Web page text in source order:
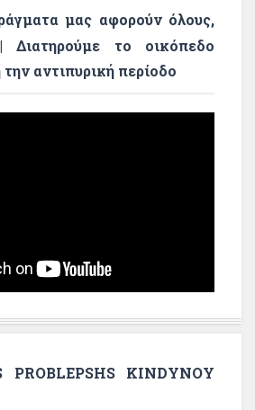
μας αφορούν όλους,
Διατηρούμε το οικόπεδο
αντιπυρική περίοδο
PROBLEPSHS KINDYNOY